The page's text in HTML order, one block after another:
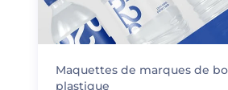
Maquettes de marques de
plastique